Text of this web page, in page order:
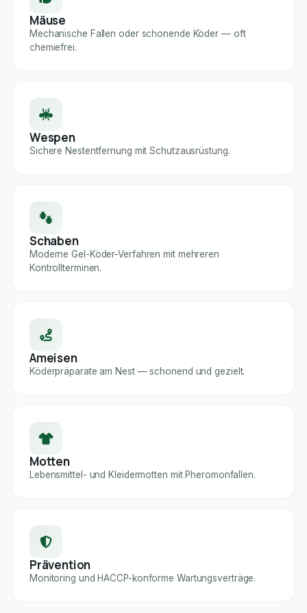
Mäuse
Mechanische Fallen oder schonende Köder — oft
chemiefrei.
Wespen
Sichere Nestentfernung mit Schutzausrüstung.
Schaben
Moderne Gel-Köder-Verfahren mit mehreren
Kontrollterminen.
Ameisen
Köderpräparate am Nest — schonend und gezielt.
Motten
Lebensmittel- und Kleidermotten mit Pheromonfallen.
Prävention
Monitoring und HACCP-konforme Wartungsverträge.